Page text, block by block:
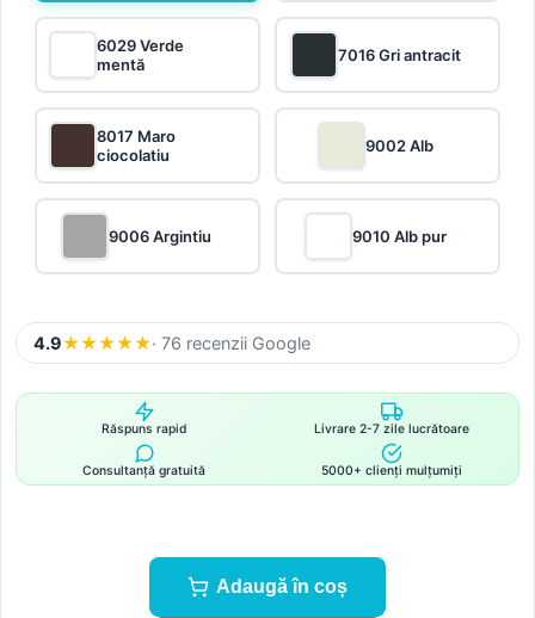
6029 Verde
mentă
7016 Gri antracit
8017 Maro
ciocolatiu
9002 Alb
9006 Argintiu 9010 Alb pur
4.9★★★★★· 76 recenzii Google
Răspuns rapid Livrare 2-7 zile lucrătoare
Consultanță gratuită 5000+ clienți mulțumiți
Adaugă în coș